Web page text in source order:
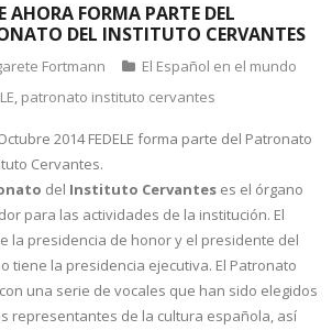
AHORA FORMA PARTE DEL
DEL INSTITUTO CERVANTES
Fortmann
El Español en el mundo
, patronato instituto cervantes
2014 FEDELE forma parte del Patronato
Cervantes.
del Instituto Cervantes es el órgano
para las actividades de la institución. El
la presidencia de honor y el presidente del
tiene la presidencia ejecutiva. El Patronato
una serie de vocales que han sido elegidos
representantes de la cultura española, así